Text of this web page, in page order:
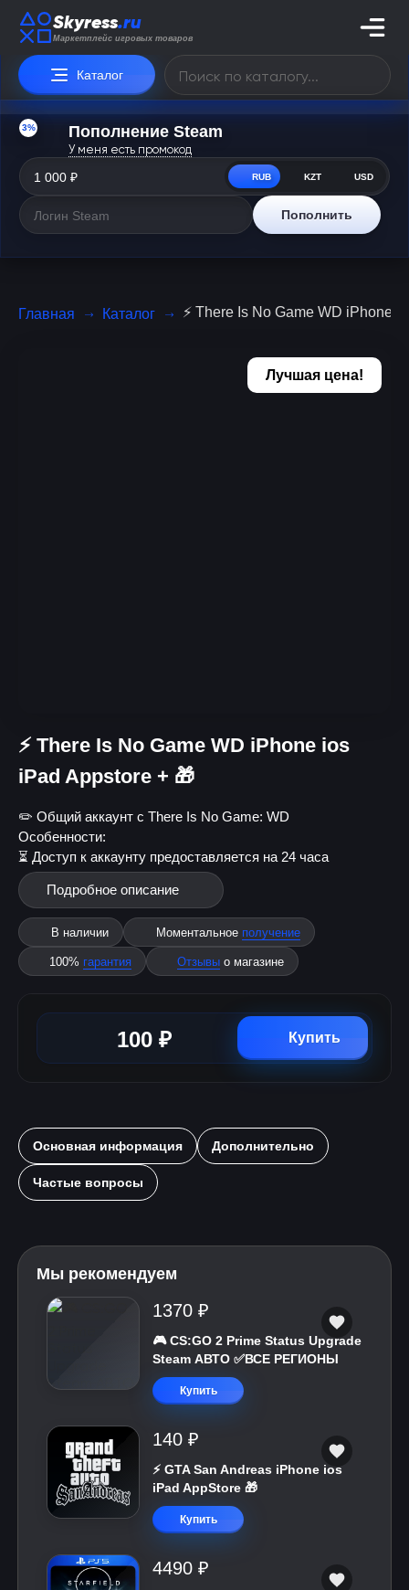
Skyress.ru
Маркетплейс игровых товаров
Каталог
3% Пополнение Steam
У меня есть промокод
RUB KZT USD
Пополнить
Главная Каталог ⚡️ There Is No Game WD iPhone
Лучшая цена!
⚡️ There Is No Game WD iPhone ios
iPad Appstore + 🎁
✏️ Общий аккаунт с There Is No Game: WD
Особенности:
⏳ Доступ к аккаунту предоставляется на 24 часа
Подробное описание
В наличии Моментальное получение
100% гарантия Отзывы о магазине
100 ₽ Купить
Основная информация Дополнительно
Частые вопросы
Мы рекомендуем
1370 ₽
🎮 CS:GO 2 Prime Status Upgrade
Steam АВТО ✅ВСЕ РЕГИОНЫ
Купить
140 ₽
⚡️ GTA San Andreas iPhone ios
iPad AppStore 🎁
Купить
4490 ₽